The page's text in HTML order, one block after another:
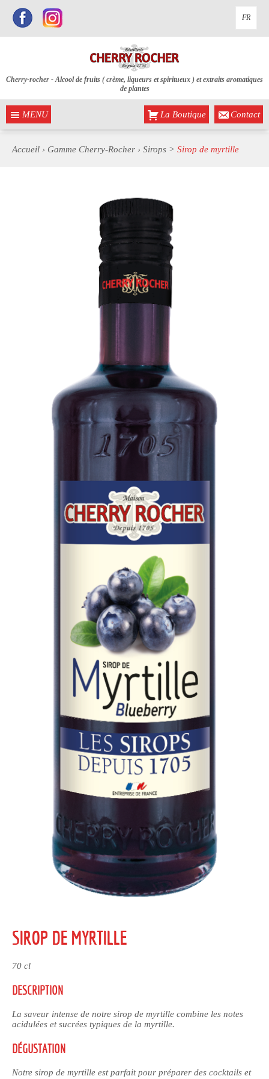
FR
MENU
Cherry-rocher - Alcool de fruits ( crème, liqueurs et spiritueux ) et extraits aromatiques
de plantes
La Boutique Contact
Accueil › Gamme Cherry-Rocher › Sirops > Sirop de myrtille
SIROP DE MYRTILLE
70 cl
DESCRIPTION
La saveur intense de notre sirop de myrtille combine les notes
acidulées et sucrées typiques de la myrtille.
DÉGUSTATION
Notre sirop de myrtille est parfait pour préparer des cocktails et